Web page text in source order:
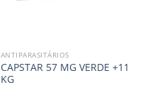
ANTIPARASITÁRIOS
CAPSTAR 57 MG VERDE +11
KG